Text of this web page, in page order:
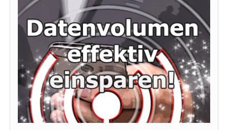
Jetzt
günstig
bestellen
und
von
guten
Preisen
profitieren
besten
Tipps
Tricks,
um
mobiles
Datenvolumen
im